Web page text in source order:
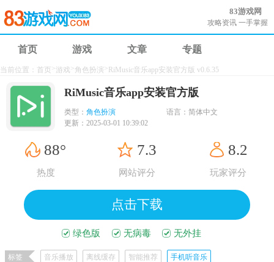
83游戏网
攻略资讯 一手掌握
首页 游戏 文章 专题
当前位置： 首页 >游戏 >角色扮演 > RiMusic音乐app安装官方版 v0.6.35
RiMusic音乐app安装官方版
类型： 角色扮演 语言： 简体中文
更新： 2025-03-01 10:39:02
88°
热度
7.3
网站评分
8.2
玩家评分
点击下载
绿色版 无病毒 无外挂
标签 音乐播放 离线缓存 智能推荐 手机听音乐